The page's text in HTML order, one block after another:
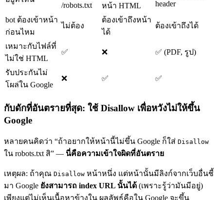
/robots.txt
หน้า HTML
header
bot ต้องเข้าหน้า
ก่อนไหม
ไม่ต้อง
ต้องเข้าถึงหน้า
ได้
ต้องเข้าถึงได้
เหมาะกับไฟล์ที่
ไม่ใช่ HTML
✅ ❌ ✅ (PDF, รูป)
รับประกันไม่
โผล่ใน Google
❌ ✅ ✅
กับดักที่อันตรายที่สุด: ใช้ Disallow เพื่อหวังไม่ให้ขึ้น
Google
หลายคนคิดว่า “ถ้าอยากให้หน้านี้ไม่ขึ้น Google ก็ใส่ Disallow
ใน robots.txt สิ” — นี่คือความเข้าใจผิดที่อันตราย
เหตุผล: ถ้าคุณ Disallow หน้าหนึ่ง แต่หน้านั้นมีลิงก์จากเว็บอื่นชี้
มา Google ยังสามารถ index URL นั้นได้ (เพราะรู้ว่ามันมีอยู่)
เพียงแต่ไม่เห็นเนื้อหาข้างใน ผลลัพธ์คือใน Google จะขึ้น